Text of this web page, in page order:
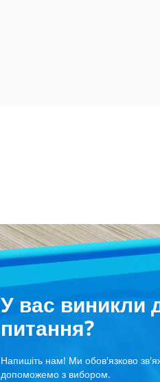
У вас виникли
питання?
Напишіть нам! Ми обов'язково
допоможемо з вибором.